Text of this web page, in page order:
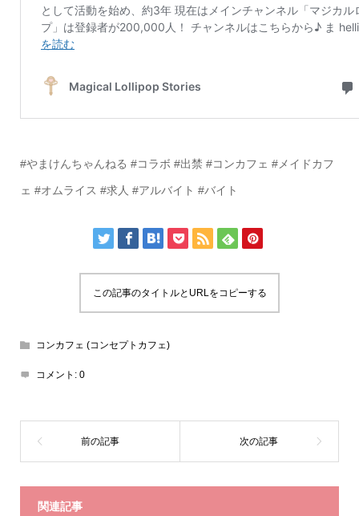
#やまけんちゃんねる #コラボ #出禁 #コンカフェ #メイドカフ
ェ #オムライス #求人 #アルバイト #バイト
この記事のタイトルとURLをコピーする
コンカフェ (コンセプトカフェ)
コメント: 0
関連記事